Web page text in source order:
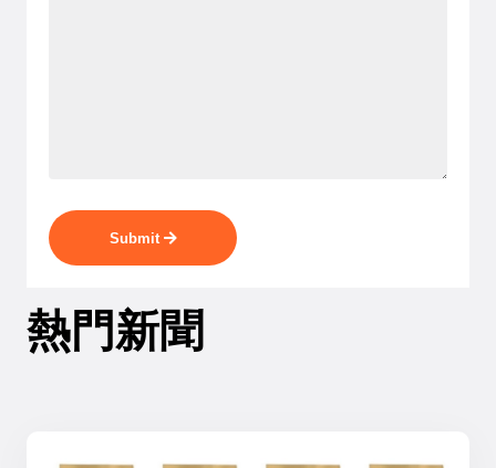
Submit
熱門新聞